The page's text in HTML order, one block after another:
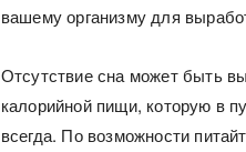
вашему организму для
Отсутствие сна может быть
калорийной пищи, которую в
всегда. По возможности